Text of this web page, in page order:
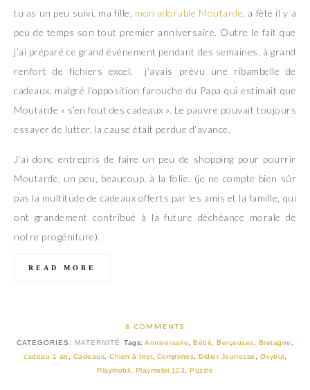
tu as un peu suivi, ma fille, mon adorable Moutarde , a fêté il y a
peu de temps son tout premier anniversaire. Outre le fait que
j’ai préparé ce grand événement pendant des semaines, à grand
renfort de fichiers excel, j’avais prévu une ribambelle de
cadeaux, malgré l’opposition farouche du Papa qui estimait que
Moutarde « s’en fout des cadeaux ». Le pauvre pouvait toujours
essayer de lutter, la cause était perdue d’avance.
J’ai donc entrepris de faire un peu de shopping pour pourrir
Moutarde, un peu, beaucoup, à la folie. (je ne compte bien sûr
pas la multitude de cadeaux offerts par les amis et la famille, qui
ont grandement contribué à la future déchéance morale de
notre progéniture).
READ MORE
8 COMMENTS
CATEGORIES: MATERNITÉ Tags: Anniversaire Bébé Berçeuses Bretagne
cadeau 1 an
Cadeaux Chien à tirer, Comptines Didier Jeunesse Oxybul
Playmobil
Playmobil 123 Puzzle